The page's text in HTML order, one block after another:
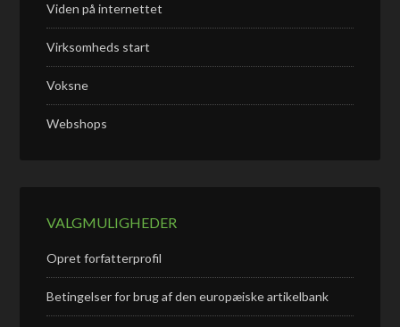
Viden på internettet
Virksomheds start
Voksne
Webshops
VALGMULIGHEDER
Opret forfatterprofil
Betingelser for brug af den europæiske artikelbank